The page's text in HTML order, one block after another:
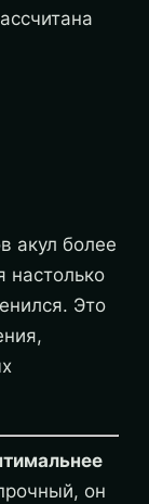
акул более
настолько
Это
он